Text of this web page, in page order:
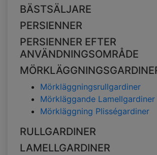
BÄSTSÄLJARE
PERSIENNER
PERSIENNER EFTER
ANVÄNDNINGSOMRÅDE
Mörkläggningsrullgardiner
Mörkläggande Lamellgardiner
Mörkläggning Plisségardiner
RULLGARDINER
LAMELLGARDINER